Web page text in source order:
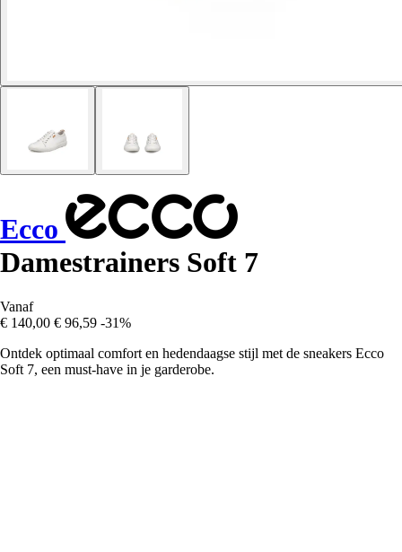
Ecco
Damestrainers Soft 7
Vanaf
€ 140,00 € 96,59 -31%
Ontdek optimaal comfort en hedendaagse stijl met de sneakers Ecco
Soft 7, een must-have in je garderobe.